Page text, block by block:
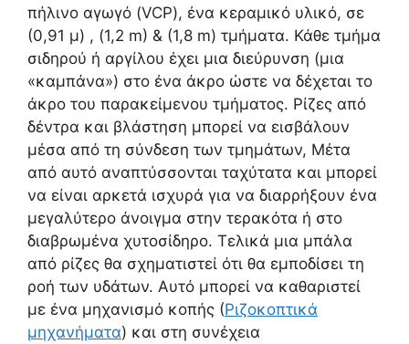
πήλινο αγωγό (VCP), ένα κεραμικό υλικό, σε
(0,91 μ) , (1,2 m) & (1,8 m) τμήματα. Κάθε τμήμα
σιδηρού ή αργίλου έχει μια διεύρυνση (μια
«καμπάνα») στο ένα άκρο ώστε να δέχεται το
άκρο του παρακείμενου τμήματος. Ρίζες από
δέντρα και βλάστηση μπορεί να εισβάλουν
μέσα από τη σύνδεση των τμημάτων, Μέτα
από αυτό αναπτύσσονται ταχύτατα και μπορεί
να είναι αρκετά ισχυρά για να διαρρήξουν ένα
μεγαλύτερο άνοιγμα στην τερακότα ή στο
διαβρωμένα χυτοσίδηρο. Τελικά μια μπάλα
από ρίζες θα σχηματιστεί ότι θα εμποδίσει τη
ροή των υδάτων. Αυτό μπορεί να καθαριστεί
με ένα μηχανισμό κοπής (Ριζοκοπτικά
μηχανήματα) και στη συνέχεια